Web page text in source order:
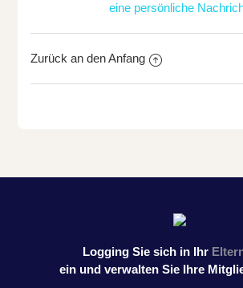
eine persönliche
Zurück an den Anfang
Logging Sie sich in Ihr
ein und verwalten Sie Ihre